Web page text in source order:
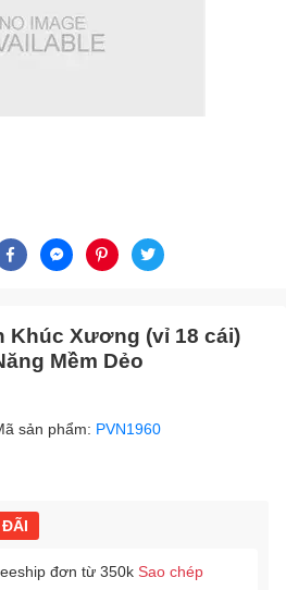
Khúc Xương (vỉ 18 cái)
Mềm Dẻo
sản phẩm: PVN1960
ĐÃI
đơn từ 350k Sao chép